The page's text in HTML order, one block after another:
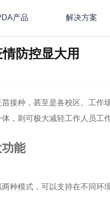
产品 解决方案
防控显大用
种，甚至是各校区、工作
，则可极大减轻工作人员工
能
模式，可以支持在不同环境